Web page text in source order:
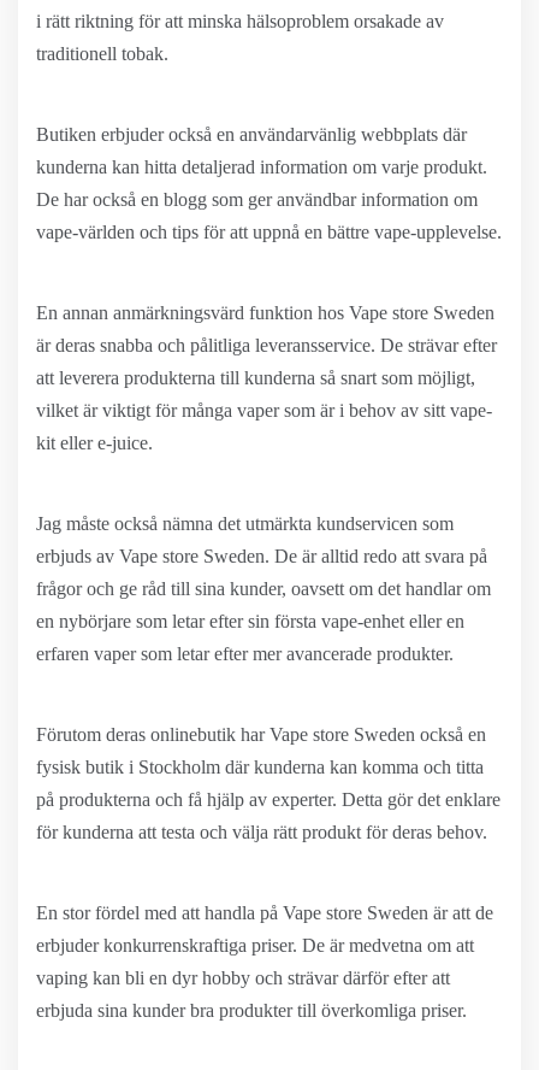
i rätt riktning för att minska hälsoproblem orsakade av
traditionell tobak.
Butiken erbjuder också en användarvänlig webbplats där
kunderna kan hitta detaljerad information om varje produkt.
De har också en blogg som ger användbar information om
vape-världen och tips för att uppnå en bättre vape-upplevelse.
En annan anmärkningsvärd funktion hos Vape store Sweden
är deras snabba och pålitliga leveransservice. De strävar efter
att leverera produkterna till kunderna så snart som möjligt,
vilket är viktigt för många vaper som är i behov av sitt vape-
kit eller e-juice.
Jag måste också nämna det utmärkta kundservicen som
erbjuds av Vape store Sweden. De är alltid redo att svara på
frågor och ge råd till sina kunder, oavsett om det handlar om
en nybörjare som letar efter sin första vape-enhet eller en
erfaren vaper som letar efter mer avancerade produkter.
Förutom deras onlinebutik har Vape store Sweden också en
fysisk butik i Stockholm där kunderna kan komma och titta
på produkterna och få hjälp av experter. Detta gör det enklare
för kunderna att testa och välja rätt produkt för deras behov.
En stor fördel med att handla på Vape store Sweden är att de
erbjuder konkurrenskraftiga priser. De är medvetna om att
vaping kan bli en dyr hobby och strävar därför efter att
erbjuda sina kunder bra produkter till överkomliga priser.